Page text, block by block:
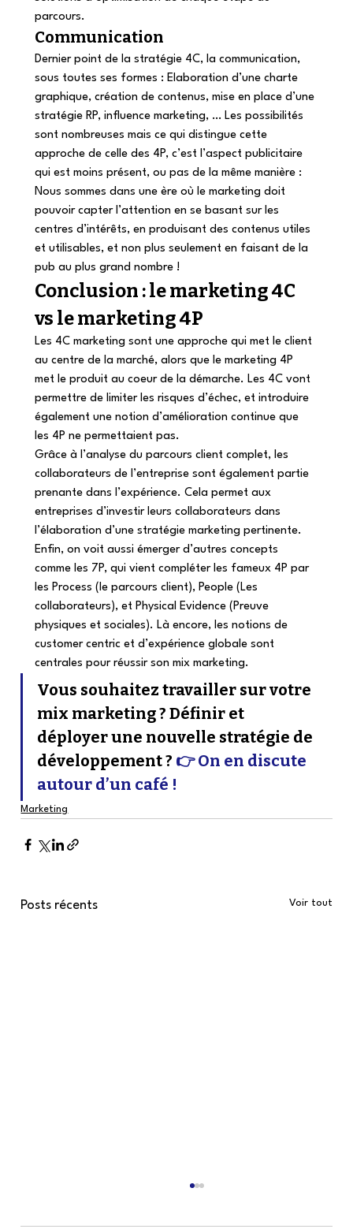
parcours.
Communication
Dernier point de la stratégie 4C, la communication,
sous toutes ses formes : Elaboration d’une charte
graphique, création de contenus, mise en place d’une
stratégie RP, influence marketing, … Les possibilités
sont nombreuses mais ce qui distingue cette
approche de celle des 4P, c’est l’aspect publicitaire
qui est moins présent, ou pas de la même manière :
Nous sommes dans une ère où le marketing doit
pouvoir capter l’attention en se basant sur les
centres d’intérêts, en produisant des contenus utiles
et utilisables, et non plus seulement en faisant de la
pub au plus grand nombre !
Conclusion : le marketing 4C
vs le marketing 4P
Les 4C marketing sont une approche qui met le client
au centre de la marché, alors que le marketing 4P
met le produit au coeur de la démarche. Les 4C vont
permettre de limiter les risques d’échec, et introduire
également une notion d’amélioration continue que
les 4P ne permettaient pas.
Grâce à l’analyse du parcours client complet, les
collaborateurs de l’entreprise sont également partie
prenante dans l’expérience. Cela permet aux
entreprises d’investir leurs collaborateurs dans
l’élaboration d’une stratégie marketing pertinente.
Enfin, on voit aussi émerger d’autres concepts
comme les 7P, qui vient compléter les fameux 4P par
les Process (le parcours client), People (Les
collaborateurs), et Physical Evidence (Preuve
physiques et sociales). Là encore, les notions de
customer centric et d’expérience globale sont
centrales pour réussir son mix marketing.
Vous souhaitez travailler sur votre
mix marketing ? Définir et
déployer une nouvelle stratégie de
développement ? 👉 On en discute
autour d’un café !
Marketing
Posts récents Voir tout